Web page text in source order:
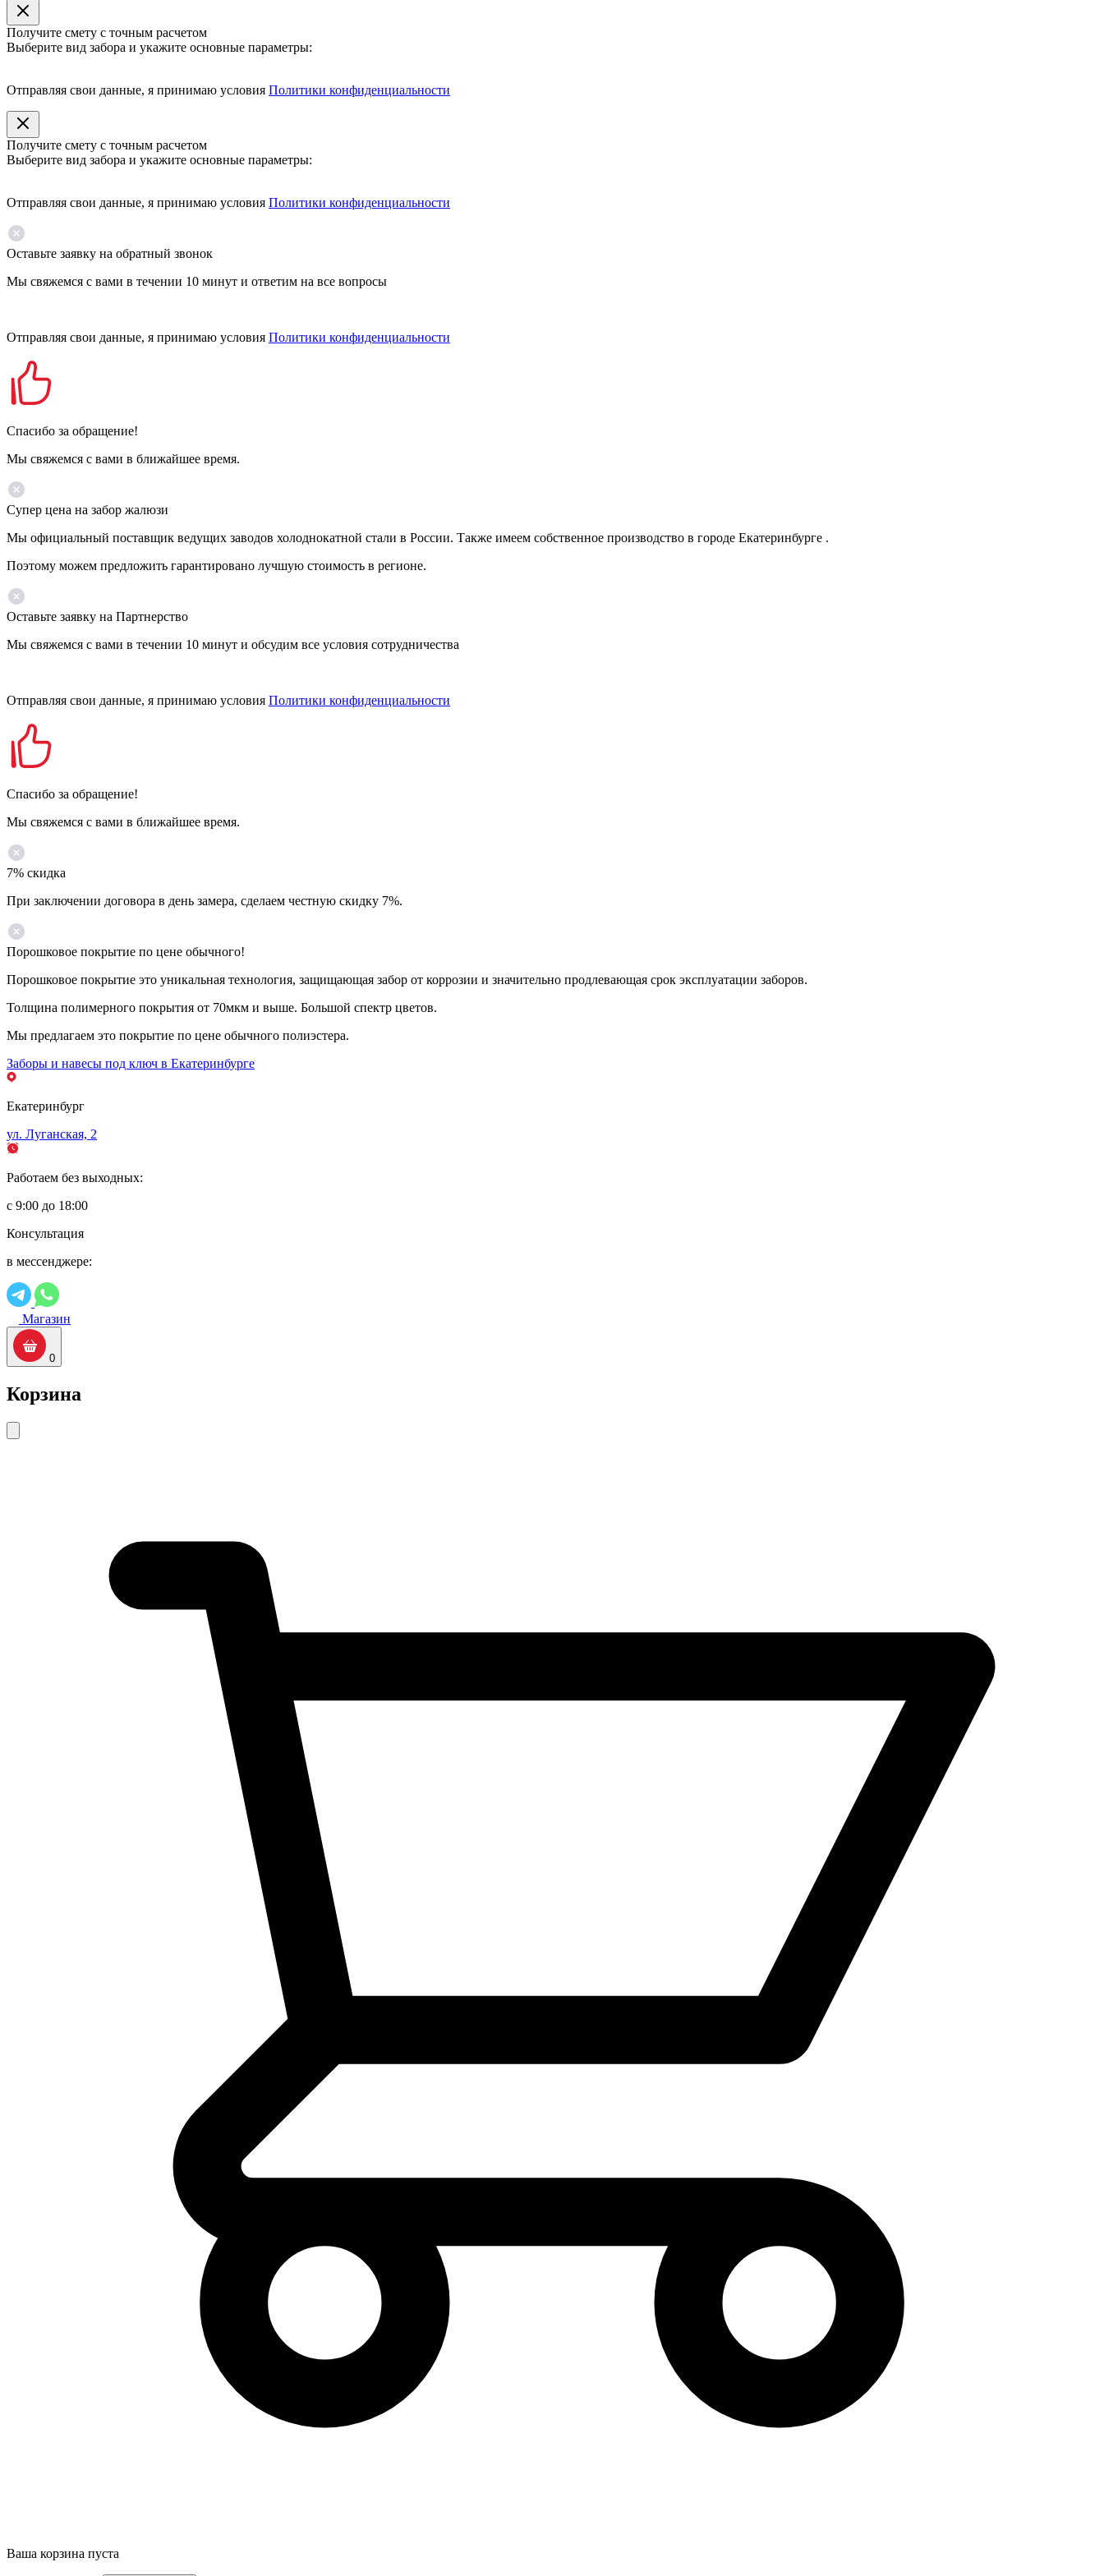
Получите смету с точным расчетом
Выберите вид забора и укажите основные параметры:
Отправляя свои данные, я принимаю условия Политики конфиденциальности
Получите смету с точным расчетом
Выберите вид забора и укажите основные параметры:
Отправляя свои данные, я принимаю условия Политики конфиденциальности
Оставьте заявку на обратный звонок
Мы свяжемся с вами в течении 10 минут и ответим на все вопросы
Отправляя свои данные, я принимаю условия Политики конфиденциальности
Спасибо за обращение!
Мы свяжемся с вами в ближайшее время.
Супер цена на забор жалюзи
Мы официальный поставщик ведущих заводов холоднокатной стали в России. Также имеем собственное производство в городе Екатеринбурге .
Поэтому можем предложить гарантировано лучшую стоимость в регионе.
Оставьте заявку на Партнерство
Мы свяжемся с вами в течении 10 минут и обсудим все условия сотрудничества
Отправляя свои данные, я принимаю условия Политики конфиденциальности
Спасибо за обращение!
Мы свяжемся с вами в ближайшее время.
7% скидка
При заключении договора в день замера, сделаем честную скидку 7%.
Порошковое покрытие по цене обычного!
Порошковое покрытие это уникальная технология, защищающая забор от коррозии и значительно продлевающая срок эксплуатации заборов.
Толщина полимерного покрытия от 70мкм и выше. Большой спектр цветов.
Мы предлагаем это покрытие по цене обычного полиэстера.
Заборы и навесы под ключ в Екатеринбурге
Екатеринбург
ул. Луганская, 2
Работаем без выходных:
с 9:00 до 18:00
Консультация
в мессенджере:
Магазин
0
Корзина
Ваша корзина пуста